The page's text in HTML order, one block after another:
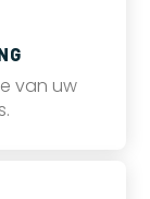
van uw